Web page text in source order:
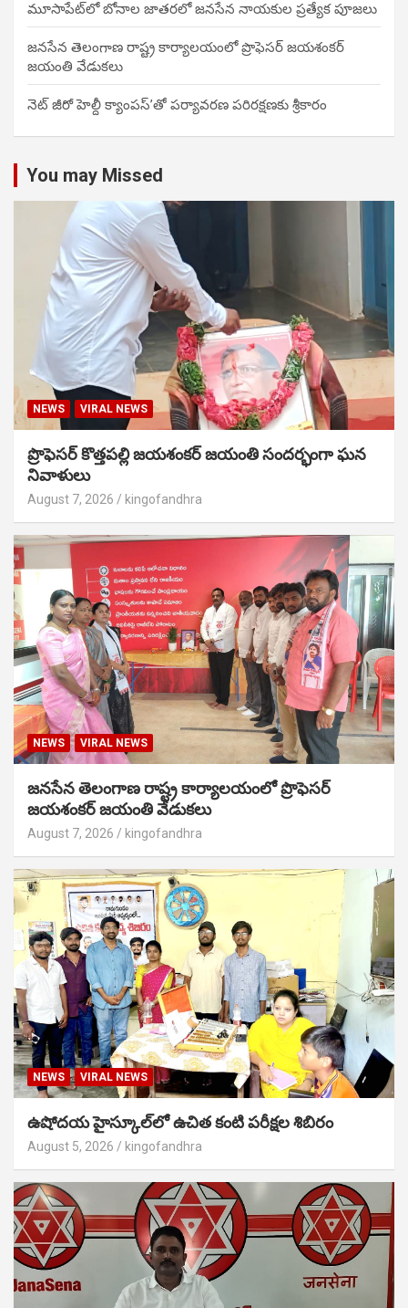
మూసాపేట్‌లో బోనాల జాతరలో జనసేన నాయకుల ప్రత్యేక పూజలు
జనసేన తెలంగాణ రాష్ట్ర కార్యాలయంలో ప్రొఫెసర్ జయశంకర్
జయంతి వేడుకలు
నెట్ జీరో హెల్దీ క్యాంపస్’తో పర్యావరణ పరిరక్షణకు శ్రీకారం
You may Missed
NEWS VIRAL NEWS
ప్రొఫెసర్ కొత్తపల్లి జయశంకర్ జయంతి సందర్భంగా ఘన
నివాళులు
August 7, 2026 kingofandhra
NEWS VIRAL NEWS
జనసేన తెలంగాణ రాష్ట్ర కార్యాలయంలో ప్రొఫెసర్
జయశంకర్ జయంతి వేడుకలు
August 7, 2026 kingofandhra
NEWS VIRAL NEWS
ఉషోదయ హైస్కూల్‌లో ఉచిత కంటి పరీక్షల శిబిరం
August 5, 2026 kingofandhra